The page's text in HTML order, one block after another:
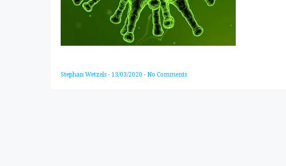
Stephan Wetzels - 13/03/2020 - No Comments